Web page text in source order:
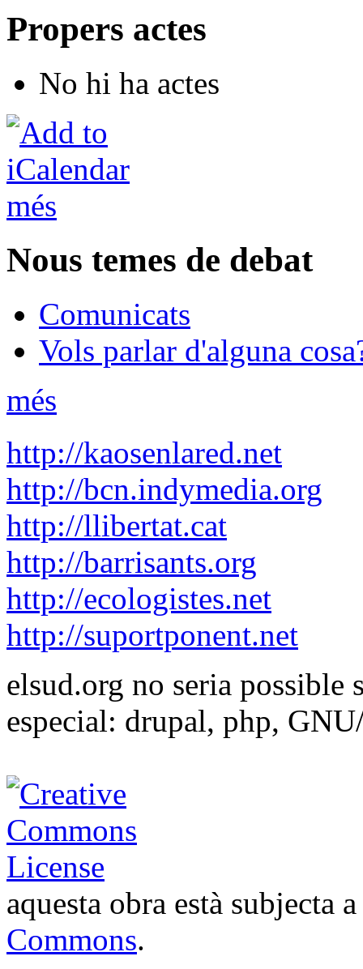
Propers actes
No hi ha actes
més
Nous temes de debat
Comunicats
Vols parlar d'alguna
més
http://kaosenlared.net
http://bcn.indymedia.org
http://llibertat.cat
http://barrisants.org
http://ecologistes.net
http://suportponent.net
elsud.org no seria possible
especial: drupal, php,
aquesta obra està subjecta
Commons.